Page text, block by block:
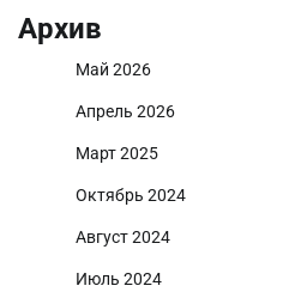
Архив
Май 2026
Апрель 2026
Март 2025
Октябрь 2024
Август 2024
Июль 2024